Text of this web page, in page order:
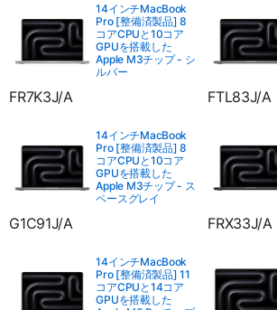
14インチMacBook
Pro [整備済製品] 8
コアCPUと10コア
GPUを搭載した
Apple M3チップ - シ
ルバー
FR7K3J/A FTL83J/A
14インチMacBook
Pro [整備済製品] 8
コアCPUと10コア
GPUを搭載した
Apple M3チップ - ス
ペースグレイ
G1C91J/A FRX33J/A
14インチMacBook
Pro [整備済製品] 11
コアCPUと14コア
GPUを搭載した